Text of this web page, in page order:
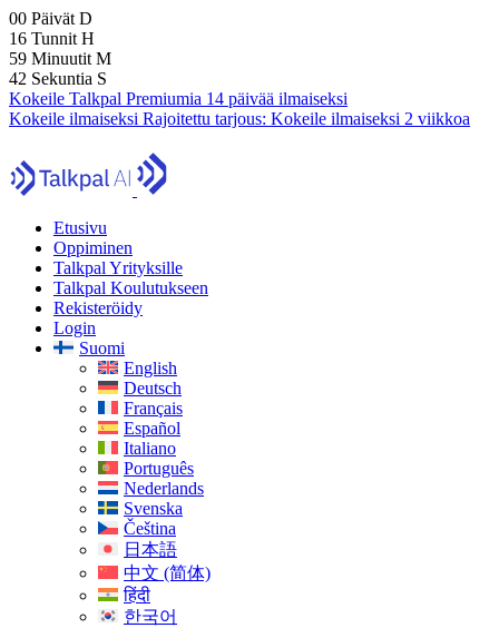
00 Päivät D
16 Tunnit H
59 Minuutit M
41 Sekuntia S
Kokeile Talkpal Premiumia 14 päivää ilmaiseksi
Kokeile ilmaiseksi Rajoitettu tarjous: Kokeile ilmaiseksi 2 viikkoa
Etusivu
Oppiminen
Talkpal Yrityksille
Talkpal Koulutukseen
Rekisteröidy
Login
Suomi
English
Deutsch
Français
Español
Italiano
Português
Nederlands
Svenska
Čeština
日本語
中文 (简体)
हिंदी
한국어